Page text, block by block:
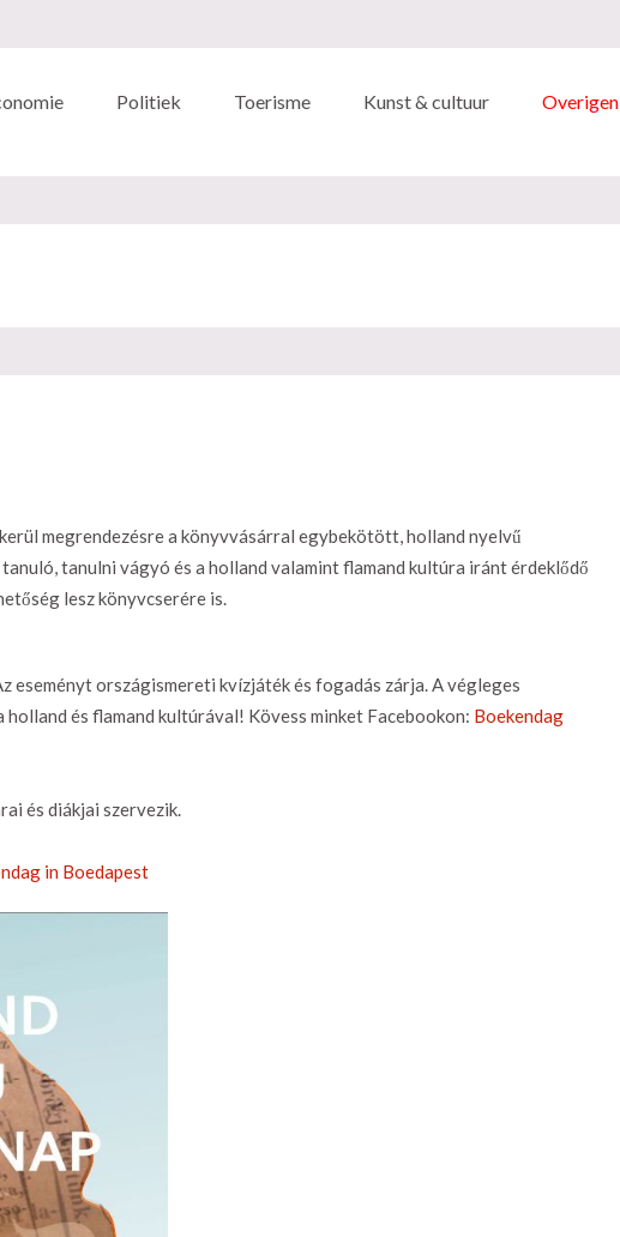
Politiek Toerisme Kunst & cultuur Overigen
megrendezésre a könyvvásárral egybekötött, holland nyelvű
tanulni vágyó és a holland valamint flamand kultúra iránt érdeklődő
lesz könyvcserére is.
eseményt országismereti kvízjáték és fogadás zárja. A végleges
és flamand kultúrával! Kövess minket Facebookon: Boekendag
és diákjai szervezik.
in Boedapest